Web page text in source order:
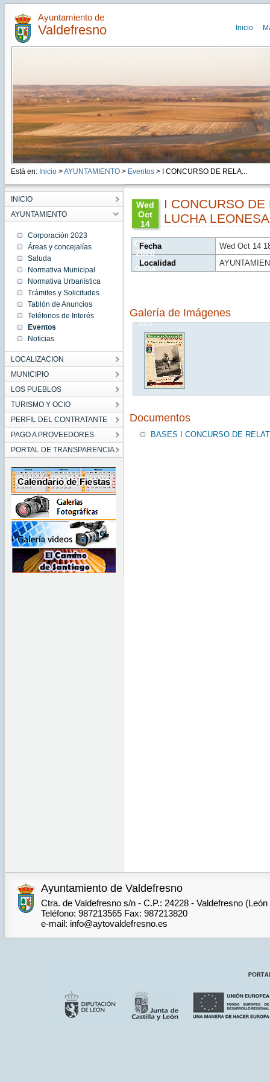
Ayuntamiento de
Valdefresno Inicio
Está en: Inicio >AYUNTAMIENTO> Eventos> I CONCURSO DE RELA...
INICIO
AYUNTAMIENTO
Corporación 2023
Áreas y concejalías
Saluda
Normativa Municipal
Normativa Urbanística
Trámites y Solicitudes
Tablón de Anuncios
Teléfonos de Interés
Eventos
Noticias
LOCALIZACION
MUNICIPIO
LOS PUEBLOS
TURISMO Y OCIO
PERFIL DEL CONTRATANTE
PAGO A PROVEEDORES
PORTAL DE TRANSPARENCIA
Wed
Oct
14
CEST
2020
Wed
Oct 14
18:07:00
CEST
2020
I CONCURSO
LUCHA
Fecha
Wed Oct 14
Localidad
Galería de Imágenes
Documentos
BASES I CONCURSO DE
Ayuntamiento de Valdefresno
Ctra. de Valdefresno s/n - C.P.: 24228 - Valdefresno
Teléfono: 987213565 Fax: 987213820
e-mail: info@aytovaldefresno.es